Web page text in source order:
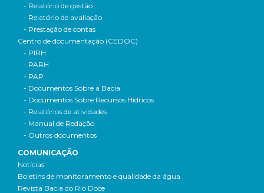
- Relatório de gestão
- Relatório de avaliação
- Prestação de contas
Centro de documentação (CEDOC)
- PIRH
- PARH
- PAP
- Documentos Sobre a Bacia
- Documentos Sobre Recursos Hídricos
- Relatórios de atividades
- Manual de Redação
- Outros documentos
COMUNICAÇÃO
Notícias
Boletins de monitoramento e qualidade da água
Revista Bacia do Rio Doce